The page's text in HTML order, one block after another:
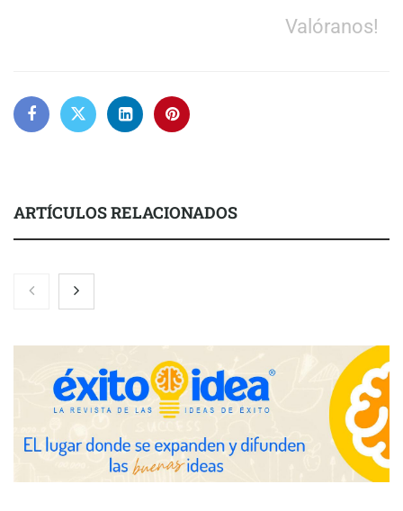
Valóranos!
ARTÍCULOS RELACIONADOS
Nicols presenta seis modelos de anillos de compromiso para el
eclipse solar del 12 de agosto
Zoomex mejora su Strategy Center con herramientas
avanzadas para trading estratégico
COMPALISS de LYSOTRIC: cuando un solo producto multiplica
las posibilidades del salón profesional